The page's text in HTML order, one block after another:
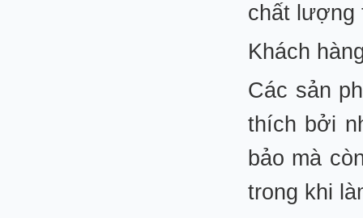
chất
Khách
Các sản
thích bởi
bảo mà
trong khi